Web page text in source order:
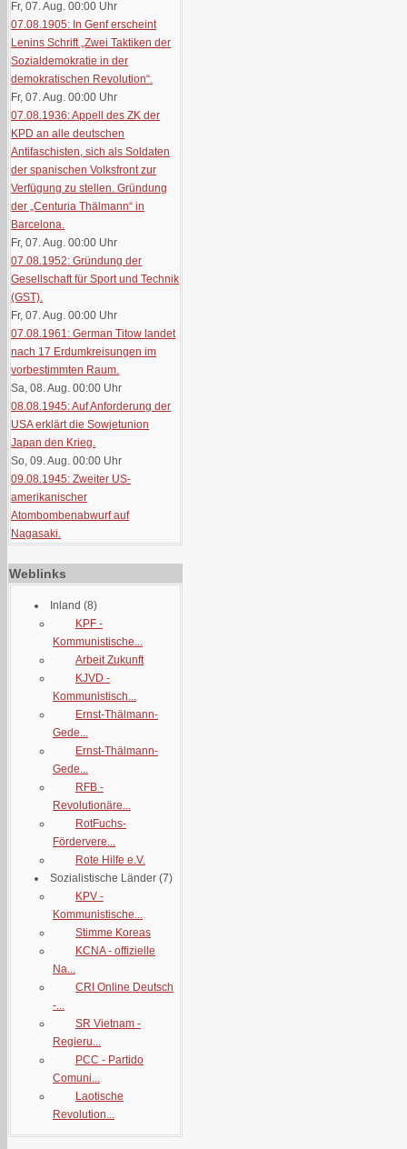
Fr, 07. Aug. 00:00 Uhr
07.08.1905: In Genf erscheint
Lenins Schrift „Zwei Taktiken der
Sozialdemokratie in der
demokratischen Revolution“.
Fr, 07. Aug. 00:00 Uhr
07.08.1936: Appell des ZK der
KPD an alle deutschen
Antifaschisten, sich als Soldaten
der spanischen Volksfront zur
Verfügung zu stellen. Gründung
der „Centuria Thälmann“ in
Barcelona.
Fr, 07. Aug. 00:00 Uhr
07.08.1952: Gründung der
Gesellschaft für Sport und Technik
(GST).
Fr, 07. Aug. 00:00 Uhr
07.08.1961: German Titow landet
nach 17 Erdumkreisungen im
vorbestimmten Raum.
Sa, 08. Aug. 00:00 Uhr
08.08.1945: Auf Anforderung der
USA erklärt die Sowjetunion
Japan den Krieg.
So, 09. Aug. 00:00 Uhr
09.08.1945: Zweiter US-
amerikanischer
Atombombenabwurf auf
Nagasaki.
Weblinks
Inland (8)
KPF -
Kommunistische...
Arbeit Zukunft
KJVD -
Kommunistisch...
Ernst-Thälmann-
Gede...
Ernst-Thälmann-
Gede...
RFB -
Revolutionäre...
RotFuchs-
Fördervere...
Rote Hilfe e.V.
Sozialistische Länder (7)
KPV -
Kommunistische...
Stimme Koreas
KCNA - offizielle
Na...
CRI Online Deutsch
-...
SR Vietnam -
Regieru...
PCC - Partido
Comuni...
Laotische
Revolution...